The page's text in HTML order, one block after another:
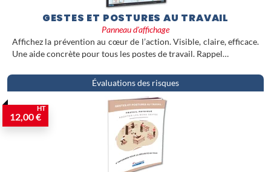
GESTES ET POSTURES AU TRAVAIL
Panneau d'affichage
Affichez la prévention au cœur de l’action. Visible, claire, efficace.
Une aide concrète pour tous les postes de travail. Rappel…
Évaluations des risques
12,00 €
HT